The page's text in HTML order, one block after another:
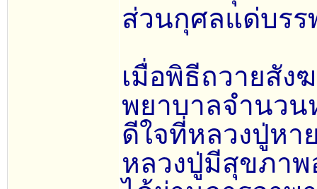
ส่วนกุศลแด่บรร
เมื่อพิธีถวายสัง
พยาบาลจำนวน
ดีใจที่หลวงปู่หา
หลวงปู่มีสุขภา